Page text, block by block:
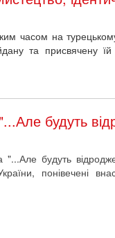
часом на
та присвячену їй
будуть
будуть
понівечені